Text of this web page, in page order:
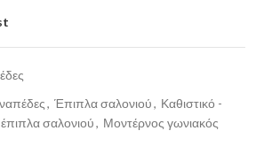
, Έπιπλα σαλονιού, Καθιστικό -
σαλονιού, Μοντέρνος γωνιακός